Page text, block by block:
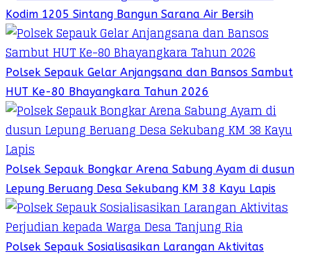
Kodim 1205 Sintang Bangun Sarana Air Bersih
Polsek Sepauk Gelar Anjangsana dan Bansos Sambut
HUT Ke-80 Bhayangkara Tahun 2026
Polsek Sepauk Bongkar Arena Sabung Ayam di dusun
Lepung Beruang Desa Sekubang KM 38 Kayu Lapis
Polsek Sepauk Sosialisasikan Larangan Aktivitas